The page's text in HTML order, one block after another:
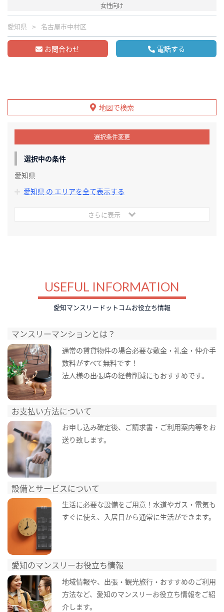
女性向け
愛知県 名古屋市中村区
お問合わせ 電話する
地図で検索
選択条件変更
選択中の条件
愛知県
愛知県 の エリアを全て表示する
さらに表示
USEFUL INFORMATION
愛知マンスリードットコムお役立ち情報
マンスリーマンションとは？
通常の賃貸物件の場合必要な敷金・礼金・仲介手
数料がすべて無料です！
法人様の出張時の経費削減にもおすすめです。
お支払い方法について
お申し込み確定後、ご請求書・ご利用案内等をお
送り致します。
設備とサービスについて
生活に必要な設備をご用意！水道やガス・電気も
すぐに使え、入居日から通常に生活ができます。
愛知のマンスリーお役立ち情報
地域情報や、出張・観光旅行・おすすめのご利用
方法など、愛知のマンスリーお役立ち情報をご紹
介します。